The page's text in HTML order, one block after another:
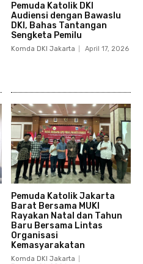
Pemuda Katolik DKI
Audiensi dengan Bawaslu
DKI, Bahas Tantangan
Sengketa Pemilu
Komda DKI Jakarta April 17, 2026
Pemuda Katolik Jakarta
Barat Bersama MUKI
Rayakan Natal dan Tahun
Baru Bersama Lintas
Organisasi
Kemasyarakatan
Komda DKI Jakarta